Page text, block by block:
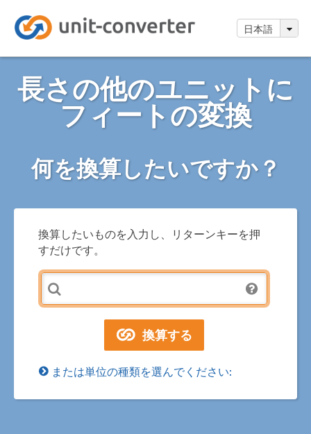
日本語
長さの他のユニットに
フィートの変換
何を換算したいですか？
換算したいものを入力し、リターンキーを押
すだけです。
または単位の種類を選んでください: